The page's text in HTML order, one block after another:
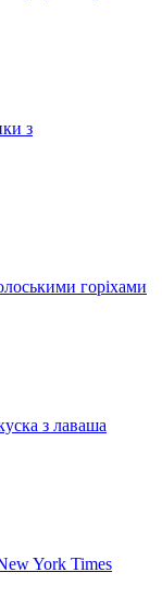
з
горіхами
з лаваша
York Times